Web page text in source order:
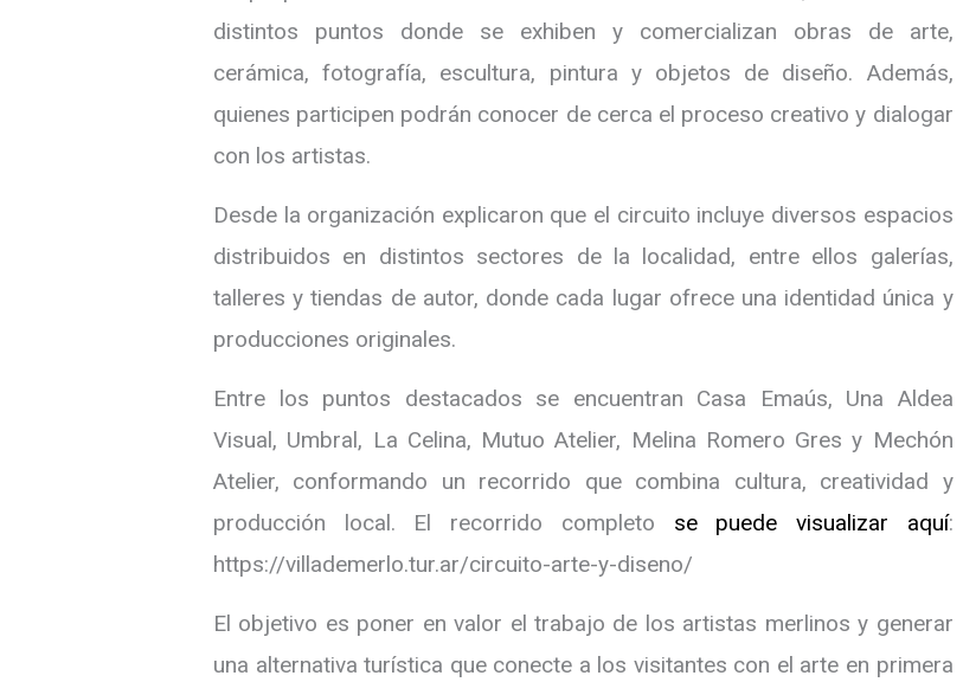
distintos puntos donde se exhiben y comercializan obras de arte,
cerámica, fotografía, escultura, pintura y objetos de diseño. Además,
quienes participen podrán conocer de cerca el proceso creativo y dialogar
con los artistas.
Desde la organización explicaron que el circuito incluye diversos espacios
distribuidos en distintos sectores de la localidad, entre ellos galerías,
talleres y tiendas de autor, donde cada lugar ofrece una identidad única y
producciones originales.
Entre los puntos destacados se encuentran Casa Emaús, Una Aldea
Visual, Umbral, La Celina, Mutuo Atelier, Melina Romero Gres y Mechón
Atelier, conformando un recorrido que combina cultura, creatividad y
producción local. El recorrido completo se puede visualizar aquí:
https://villademerlo.tur.ar/circuito-arte-y-diseno/
El objetivo es poner en valor el trabajo de los artistas merlinos y generar
una alternativa turística que conecte a los visitantes con el arte en primera